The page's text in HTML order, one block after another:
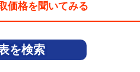
価格を聞いてみる
を検索